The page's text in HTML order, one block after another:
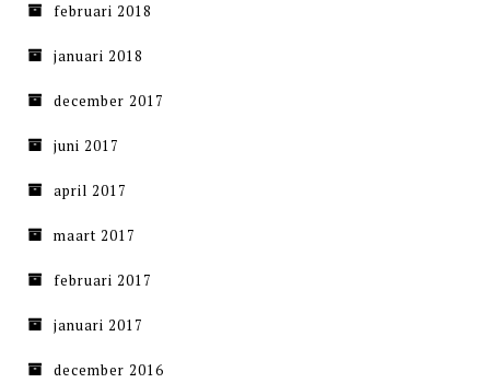
februari 2018
januari 2018
december 2017
juni 2017
april 2017
maart 2017
februari 2017
januari 2017
december 2016